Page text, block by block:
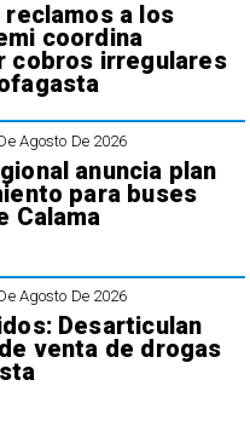
reclamos a los
coordina
cobros irregulares
Agosto De 2026
anuncia plan
para buses
Calama
Agosto De 2026
Desarticulan
venta de drogas